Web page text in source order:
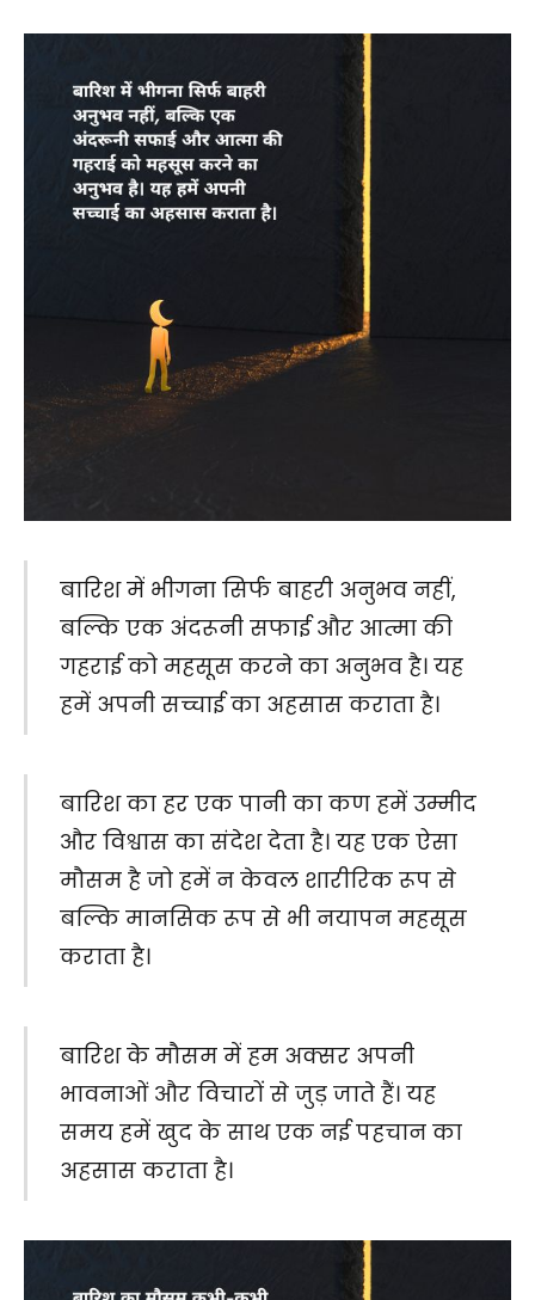
बारिश में भीगना सिर्फ बाहरी अनुभव नहीं,
बल्कि एक अंदरूनी सफाई और आत्मा की
गहराई को महसूस करने का अनुभव है। यह
हमें अपनी सच्चाई का अहसास कराता है।
बारिश का हर एक पानी का कण हमें उम्मीद
और विश्वास का संदेश देता है। यह एक ऐसा
मौसम है जो हमें न केवल शारीरिक रूप से
बल्कि मानसिक रूप से भी नयापन महसूस
कराता है।
बारिश के मौसम में हम अक्सर अपनी
भावनाओं और विचारों से जुड़ जाते हैं। यह
समय हमें खुद के साथ एक नई पहचान का
अहसास कराता है।